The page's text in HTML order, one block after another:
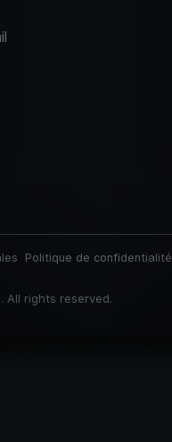
. All rights reserved.
Politique de confidentialité